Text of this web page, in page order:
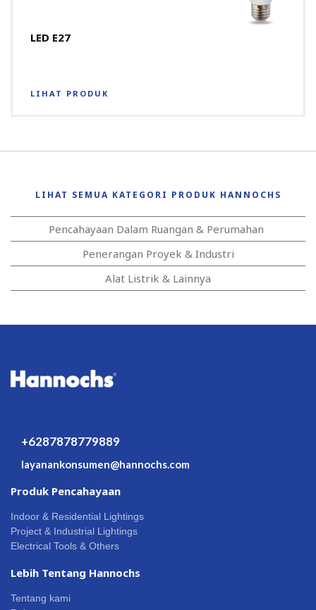
LED E27
LIHAT PRODUK
LIHAT SEMUA KATEGORI PRODUK HANNOCHS
Pencahayaan Dalam Ruangan & Perumahan
Penerangan Proyek & Industri
Alat Listrik & Lainnya
+6287878779889
layanankonsumen@hannochs.com
Produk Pencahayaan
Indoor & Residential Lightings
Project & Industrial Lightings
Electrical Tools & Others
Lebih Tentang Hannochs
Tentang kami